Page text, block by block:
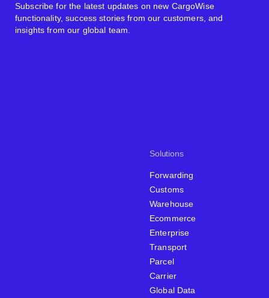
Solutions
Forwarding
Customs
Warehouse
Ecommerce
Enterprise
Transport
Parcel
Carrier
Global Data
Subscribe for the latest updates on new CargoWise
functionality, success stories from our customers, and
insights from our global team.